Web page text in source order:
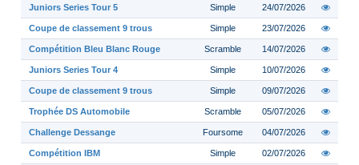
Juniors Series Tour 5 Simple 24/07/2026
Coupe de classement 9 trous Simple 23/07/2026
Compétition Bleu Blanc Rouge Scramble 14/07/2026
Juniors Series Tour 4 Simple 10/07/2026
Coupe de classement 9 trous Simple 09/07/2026
Trophée DS Automobile Scramble 05/07/2026
Challenge Dessange Foursome 04/07/2026
Compétition IBM Simple 02/07/2026